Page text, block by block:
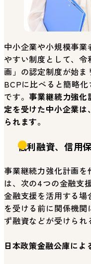
中小企業や小規模事
やすい制度として、
画」の認定制度が始
BCPに比べると簡略
です。 事業継続力強化
定を受けた中小企業
られます。
低利融資、信用
事業継続力強化計画
は、次の4つの金融支
金融支援を活用する
を受ける前に関係機
ず融資などが受けられ
日本政策金融公庫によ